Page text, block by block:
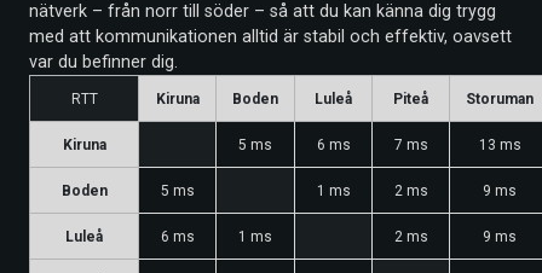
nätverk – från norr till söder – så att du kan känna dig trygg
med att kommunikationen alltid är stabil och effektiv, oavsett
var du befinner dig.
RTT Kiruna Boden Luleå Piteå Storuman
Kiruna 5 ms 6 ms 7 ms 13 ms
Boden 5 ms 1 ms 2 ms 9 ms
Luleå 6 ms 1 ms 2 ms 9 ms